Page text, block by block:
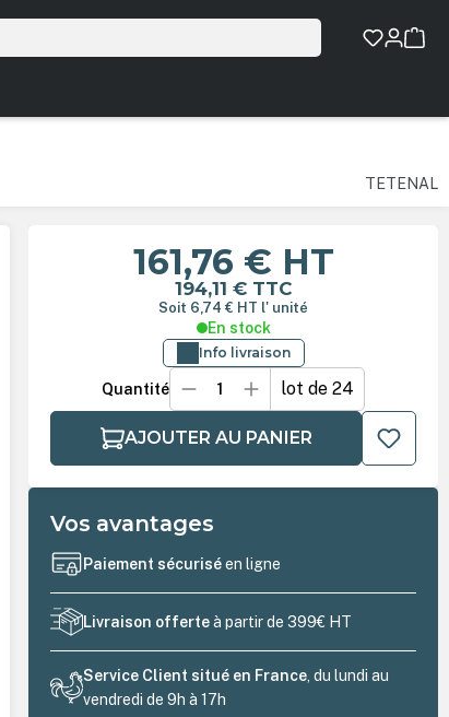
TETENAL
161,76 € HT
194,11 € TTC
Soit 6,74 € HT l' unité
En stock
Info livraison
Quantité lot de 24
AJOUTER AU PANIER
Vos avantages
Paiement sécuriséen ligne
Livraison offerteà partir de 399€ HT
Service Client situé en France , du lundi au
vendredi de 9h à 17h